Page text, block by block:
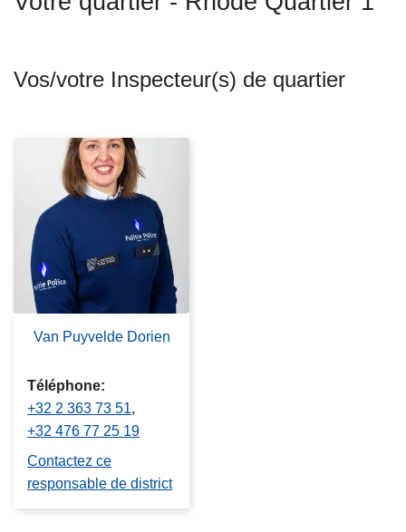
Vos/votre Inspecteur(s) de quartier
Van Puyvelde Dorien
Téléphone
+32 2 363 73 51
+32 476 77 25 19
Contactez ce
responsable de district